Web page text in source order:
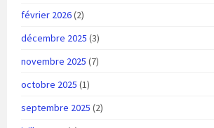
février 2026(2)
décembre 2025 (3)
novembre 2025 (7)
octobre 2025 (1)
septembre 2025 (2)